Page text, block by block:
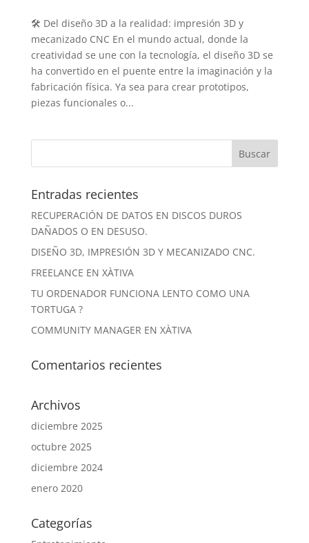
🛠️ Del diseño 3D a la realidad: impresión 3D y
mecanizado CNC En el mundo actual, donde la
creatividad se une con la tecnología, el diseño 3D se
ha convertido en el puente entre la imaginación y la
fabricación física. Ya sea para crear prototipos,
piezas funcionales o...
Entradas recientes
RECUPERACIÓN DE DATOS EN DISCOS DUROS
DAÑADOS O EN DESUSO.
DISEÑO 3D, IMPRESIÓN 3D Y MECANIZADO CNC.
FREELANCE EN XÀTIVA
TU ORDENADOR FUNCIONA LENTO COMO UNA
TORTUGA ?
COMMUNITY MANAGER EN XÀTIVA
Comentarios recientes
Archivos
diciembre 2025
octubre 2025
diciembre 2024
enero 2020
Categorías